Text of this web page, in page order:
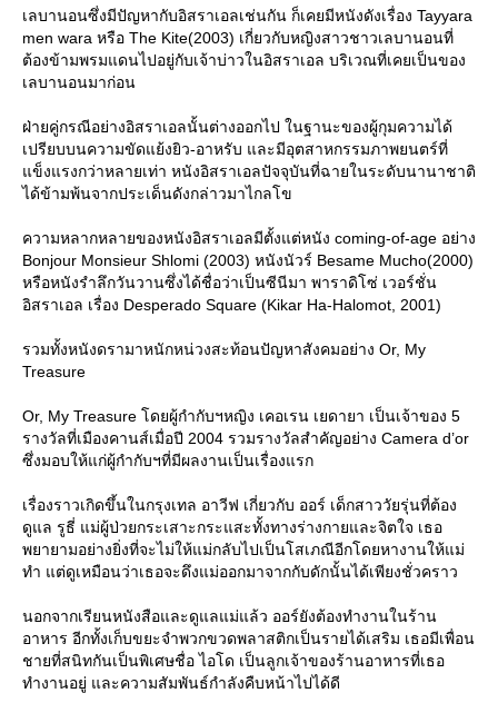
เลบานอนซึ่งมีปัญหากับอิสราเอลเช่นกัน ก็เคยมีหนังดังเรื่อง Tayyara
men wara หรือ The Kite(2003) เกี่ยวกับหญิงสาวชาวเลบานอนที่
ต้องข้ามพรมแดนไปอยู่กับเจ้าบ่าวในอิสราเอล บริเวณที่เคยเป็นของ
เลบานอนมาก่อน
ฝ่ายคู่กรณีอย่างอิสราเอลนั้นต่างออกไป ในฐานะของผู้กุมความได้
เปรียบบนความขัดแย้งยิว-อาหรับ และมีอุตสาหกรรมภาพยนตร์ที่
ข็งแรงกว่าหลายเท่า หนังอิสราเอลปัจจุบันที่ฉายในระดับนานาชาติ
ได้ข้ามพ้นจากประเด็นดังกล่าวมาไกลโข
ความหลากหลายของหนังอิสราเอลมีตั้งแต่หนัง coming-of-age อย่าง
Bonjour Monsieur Shlomi (2003) หนังนัวร์ Besame Mucho(2000)
หรือหนังรำลึกวันวานซึ่งได้ชื่อว่าเป็นซีนีมา พาราดิโซ่ เวอร์ชั่น
อิสราเอล เรื่อง Desperado Square (Kikar Ha-Halomot, 2001)
รวมทั้งหนังดรามาหนักหน่วงสะท้อนปัญหาสังคมอย่าง Or, My
Treasure
Or, My Treasure โดยผู้กำกับฯหญิง เคอเรน เยดายา เป็นเจ้าของ 5
รางวัลที่เมืองคานส์เมื่อปี 2004 รวมรางวัลสำคัญอย่าง Camera d’or
ซึ่งมอบให้แก่ผู้กำกับฯที่มีผลงานเป็นเรื่องแรก
เรื่องราวเกิดขึ้นในกรุงเทล อาวีฟ เกี่ยวกับ ออร์ เด็กสาววัยรุ่นที่ต้อง
ดูแล รูธี่ แม่ผู้ป่วยกระเสาะกระแสะทั้งทางร่างกายและจิตใจ เธอ
พยายามอย่างยิ่งที่จะไม่ให้แม่กลับไปเป็นโสเภณีอีกโดยหางานให้แม่
ทำ แต่ดูเหมือนว่าเธอจะดึงแม่ออกมาจากกับดักนั้นได้เพียงชั่วคราว
นอกจากเรียนหนังสือและดูแลแม่แล้ว ออร์ยังต้องทำงานในร้าน
อาหาร อีกทั้งเก็บขยะจำพวกขวดพลาสติกเป็นรายได้เสริม เธอมีเพื่อน
ชายที่สนิทกันเป็นพิเศษชื่อ ไอโด เป็นลูกเจ้าของร้านอาหารที่เธอ
ทำงานอยู่ และความสัมพันธ์กำลังคืบหน้าไปได้ดี